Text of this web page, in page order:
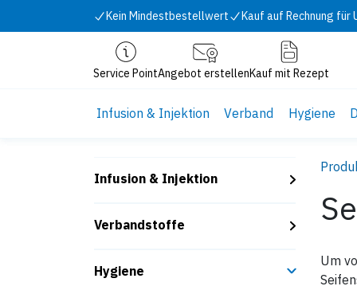
Kein Mindestbestellwert Kauf auf Rechnung für
Service PointAngebot erstellenKauf mit Rezept
Infusion & Injektion Verband Hygiene
Infusion & Injektion
Verbandstoffe
Hygiene
Um